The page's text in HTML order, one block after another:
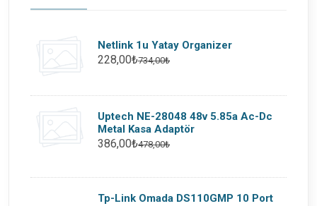
Netlink 1u Yatay Organizer
228,00₺734,00₺
Uptech NE-28048 48v 5.85a Ac-Dc
Metal Kasa Adaptör
386,00₺478,00₺
Tp-Link Omada DS110GMP 10 Port